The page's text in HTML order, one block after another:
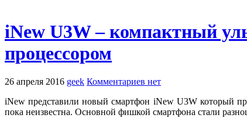
iNew U3W – компактный
процессором
26 апреля 2016 geek Комментариев нет
iNew представили новый смартфон iNew U3W который
пока неизвестна. Основной фишкой смартфона стали